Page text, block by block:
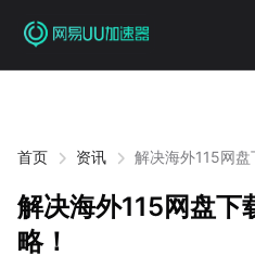
首页 资讯 解决海外115网盘
解决海外115网盘下
略！